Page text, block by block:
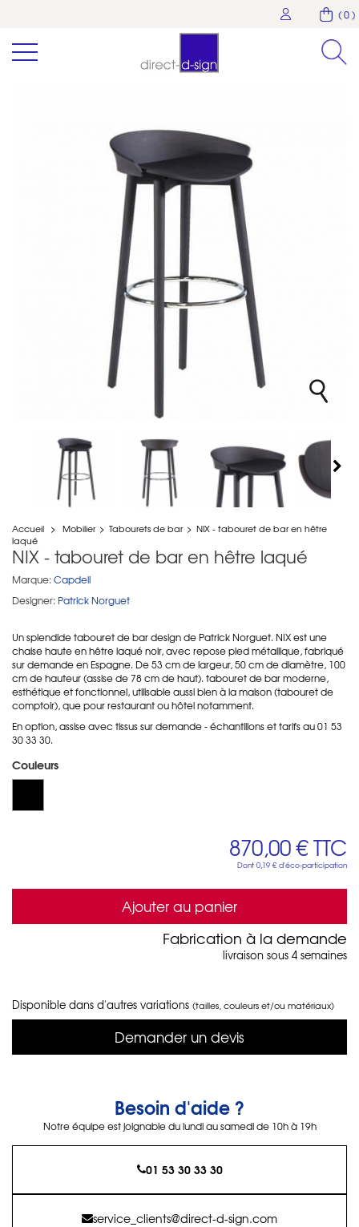
( 0 )
Accueil > Mobilier > Tabourets de bar > NIX - tabouret de bar en hêtre
laqué
NIX - tabouret de bar en hêtre laqué
Marque: Capdell
Designer: Patrick Norguet
Un splendide tabouret de bar design de Patrick Norguet. NIX est une
chaise haute en hêtre laqué noir, avec repose pied métallique, fabriqué
sur demande en Espagne. De 53 cm de largeur, 50 cm de diamètre, 100
cm de hauteur (assise de 78 cm de haut). tabouret de bar moderne,
esthétique et fonctionnel, utilisable aussi bien à la maison (tabouret de
comptoir), que pour restaurant ou hôtel notamment.
En option, assise avec tissus sur demande - échantillons et tarifs au 01 53
30 33 30.
Couleurs
870,00 €TTC
Dont 0,19 € d'éco-participation
Ajouter au panier
Fabrication à la demande
livraison sous 4 semaines
Disponible dans d'autres variations (tailles, couleurs et/ou matériaux)
Demander un devis
Besoin d'aide ?
Notre équipe est joignable du lundi au samedi de 10h à 19h
01 53 30 33 30
service_clients@direct-d-sign.com